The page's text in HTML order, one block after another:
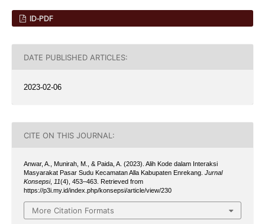
ID-PDF
DATE PUBLISHED ARTICLES:
2023-02-06
CITE ON THIS JOURNAL:
Anwar, A., Munirah, M., & Paida, A. (2023). Alih Kode dalam Interaksi
Masyarakat Pasar Sudu Kecamatan Alla Kabupaten Enrekang. Jurnal
Konsepsi, 11(4), 453–463. Retrieved from
https://p3i.my.id/index.php/konsepsi/article/view/230
More Citation Formats